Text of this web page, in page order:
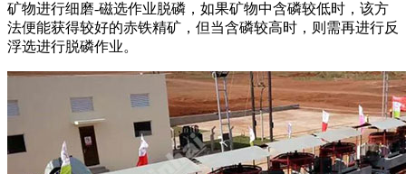
矿物进行细磨-磁选作业脱磷，如果矿物中含磷较低时，该方
法便能获得较好的赤铁精矿，但当含磷较高时，则需再进行反
浮选进行脱磷作业。